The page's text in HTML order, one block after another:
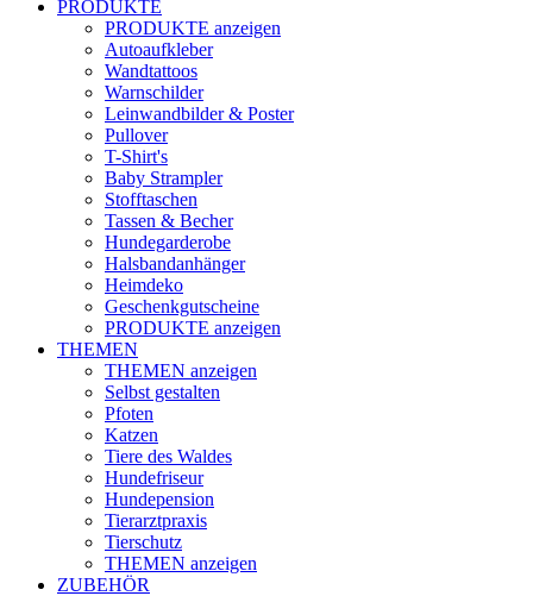
PRODUKTE
PRODUKTE anzeigen
Autoaufkleber
Wandtattoos
Warnschilder
Leinwandbilder & Poster
Pullover
T-Shirt's
Baby Strampler
Stofftaschen
Tassen & Becher
Hundegarderobe
Halsbandanhänger
Heimdeko
Geschenkgutscheine
PRODUKTE anzeigen
THEMEN
THEMEN anzeigen
Selbst gestalten
Pfoten
Katzen
Tiere des Waldes
Hundefriseur
Hundepension
Tierarztpraxis
Tierschutz
THEMEN anzeigen
ZUBEHÖR